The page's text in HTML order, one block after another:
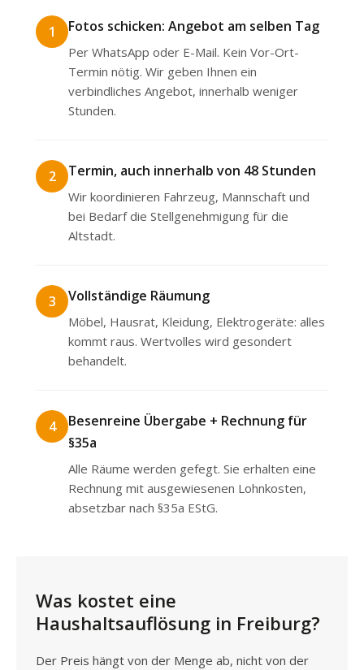
1 Fotos schicken: Angebot am selben Tag
Per WhatsApp oder E-Mail. Kein Vor-Ort-
Termin nötig. Wir geben Ihnen ein
verbindliches Angebot, innerhalb weniger
Stunden.
2 Termin, auch innerhalb von 48 Stunden
Wir koordinieren Fahrzeug, Mannschaft und
bei Bedarf die Stellgenehmigung für die
Altstadt.
3 Vollständige Räumung
Möbel, Hausrat, Kleidung, Elektrogeräte: alles
kommt raus. Wertvolles wird gesondert
behandelt.
4
Besenreine Übergabe + Rechnung für
§35a
Alle Räume werden gefegt. Sie erhalten eine
Rechnung mit ausgewiesenen Lohnkosten,
absetzbar nach §35a EStG.
Was kostet eine
Haushaltsauflösung in Freiburg?
Der Preis hängt von der Menge ab, nicht von der